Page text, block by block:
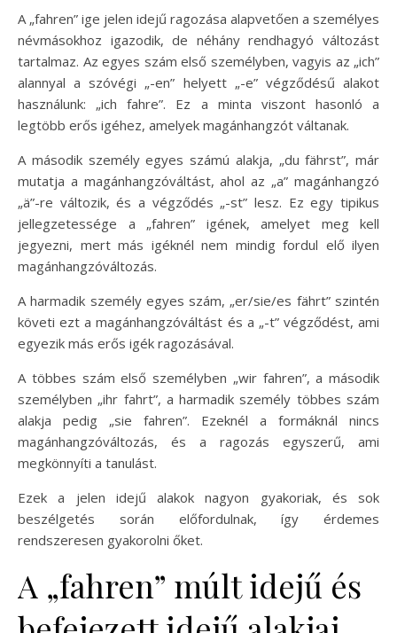
A „fahren” ige jelen idejű ragozása alapvetően a személyes
névmásokhoz igazodik, de néhány rendhagyó változást
tartalmaz. Az egyes szám első személyben, vagyis az „ich”
alannyal a szóvégi „-en” helyett „-e” végződésű alakot
használunk: „ich fahre”. Ez a minta viszont hasonló a
legtöbb erős igéhez, amelyek magánhangzót váltanak.
A második személy egyes számú alakja, „du fährst”, már
mutatja a magánhangzóváltást, ahol az „a” magánhangzó
„ä”-re változik, és a végződés „-st” lesz. Ez egy tipikus
jellegzetessége a „fahren” igének, amelyet meg kell
jegyezni, mert más igéknél nem mindig fordul elő ilyen
magánhangzóváltozás.
A harmadik személy egyes szám, „er/sie/es fährt” szintén
követi ezt a magánhangzóváltást és a „-t” végződést, ami
egyezik más erős igék ragozásával.
A többes szám első személyben „wir fahren”, a második
személyben „ihr fahrt”, a harmadik személy többes szám
alakja pedig „sie fahren”. Ezeknél a formáknál nincs
magánhangzóváltozás, és a ragozás egyszerű, ami
megkönnyíti a tanulást.
Ezek a jelen idejű alakok nagyon gyakoriak, és sok
beszélgetés során előfordulnak, így érdemes
rendszeresen gyakorolni őket.
A „fahren” múlt idejű és